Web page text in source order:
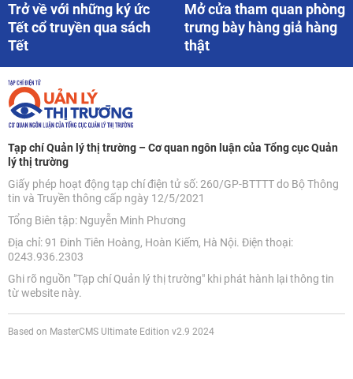
Trở về với những ký ức
Tết cổ truyền qua sách
Tết
Mở cửa tham quan phòng
trưng bày hàng giả hàng
thật
Tạp chí Quản lý thị trường – Cơ quan ngôn luận của Tổng cục Quản
lý thị trường
Giấy phép hoạt động tạp chí điện tử số: 260/GP-BTTTT do Bộ Thông
tin và Truyền thông cấp ngày 12/5/2021
Tổng Biên tập: Nguyễn Minh Phương
Địa chỉ: 91 Đinh Tiên Hoàng, Hoàn Kiếm, Hà Nội. Điện thoại:
0243.936.2303
Ghi rõ nguồn "Tạp chí Quản lý thị trường" khi phát hành lại thông tin
từ website này.
Based on MasterCMS Ultimate Edition v2.9 2024